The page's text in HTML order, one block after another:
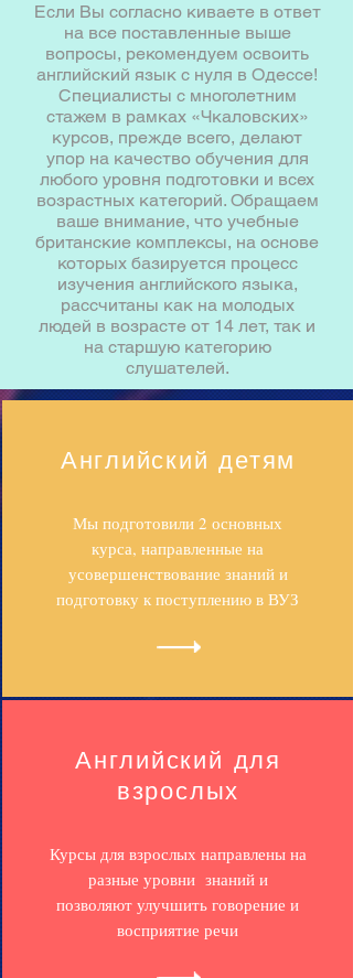
Если Вы согласно киваете в ответ
на все поставленные выше
вопросы, рекомендуем освоить
английский язык с нуля в Одессе!
Специалисты с многолетним
стажем в рамках «Чкаловских»
курсов, прежде всего, делают
упор на качество обучения для
любого уровня подготовки и всех
возрастных категорий. Обращаем
ваше внимание, что учебные
британские комплексы, на основе
которых базируется процесс
изучения английского языка,
рассчитаны как на молодых
людей в возрасте от 14 лет, так и
на старшую категорию
слушателей.
Английский детям
Мы подготовили 2 основных
курса, направленные на
усовершенствование знаний и
подготовку к поступлению в ВУЗ
Английский для
взрослых
Курсы для взрослых направлены на
разные уровни знаний и
позволяют улучшить говорение и
восприятие речи